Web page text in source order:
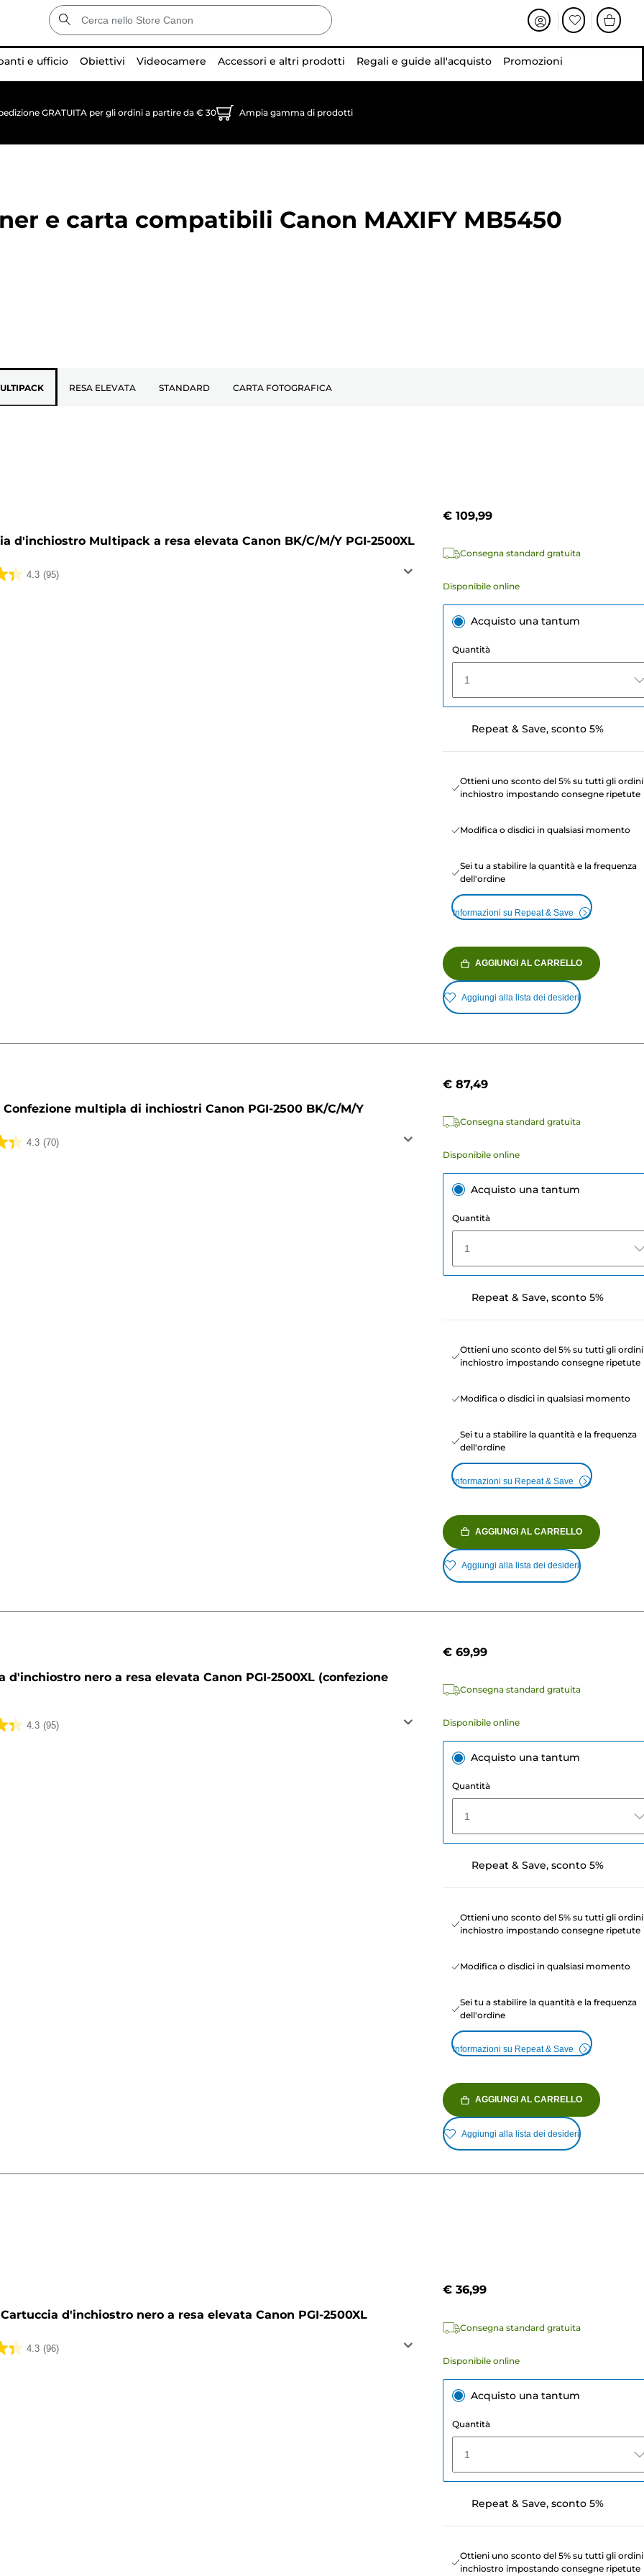
e ufficio Obiettivi Videocamere Accessori e altri prodotti Regali e guide all'acquisto Promozioni
GRATUITA per gli ordini a partire da € 30 Ampia gamma di prodotti
e carta compatibili Canon MAXIFY MB5450
RESA ELEVATA STANDARD CARTA FOTOGRAFICA
d'inchiostro Multipack a resa elevata Canon BK/C/M/Y PGI-2500XL
4.3 (95)
€ 109,99
Consegna standard gratuita
Disponibile online
Acquisto una tantum
Quantità
1
Repeat & Save, sconto 5%
Ottieni uno sconto del 5% su tutti gli
inchiostro impostando consegne ripetute
Modifica o disdici in qualsiasi momento
Sei tu a stabilire la quantità e la frequenza
dell'ordine
Informazioni su Repeat & Save
AGGIUNGI AL CARRELLO
Aggiungi alla lista dei desideri
Confezione multipla di inchiostri Canon PGI-2500 BK/C/M/Y
4.3 (70)
€ 87,49
Consegna standard gratuita
Disponibile online
Acquisto una tantum
Quantità
1
Repeat & Save, sconto 5%
Ottieni uno sconto del 5% su tutti gli
inchiostro impostando consegne ripetute
Modifica o disdici in qualsiasi momento
Sei tu a stabilire la quantità e la frequenza
dell'ordine
Informazioni su Repeat & Save
AGGIUNGI AL CARRELLO
Aggiungi alla lista dei desideri
d'inchiostro nero a resa elevata Canon PGI-2500XL (confezione
4.3 (95)
€ 69,99
Consegna standard gratuita
Disponibile online
Acquisto una tantum
Quantità
1
Repeat & Save, sconto 5%
Ottieni uno sconto del 5% su tutti gli
inchiostro impostando consegne ripetute
Modifica o disdici in qualsiasi momento
Sei tu a stabilire la quantità e la frequenza
dell'ordine
Informazioni su Repeat & Save
AGGIUNGI AL CARRELLO
Aggiungi alla lista dei desideri
Cartuccia d'inchiostro nero a resa elevata Canon PGI-2500XL
4.3 (96)
€ 36,99
Consegna standard gratuita
Disponibile online
Acquisto una tantum
Quantità
1
Repeat & Save, sconto 5%
Ottieni uno sconto del 5% su tutti gli
inchiostro impostando consegne ripetute